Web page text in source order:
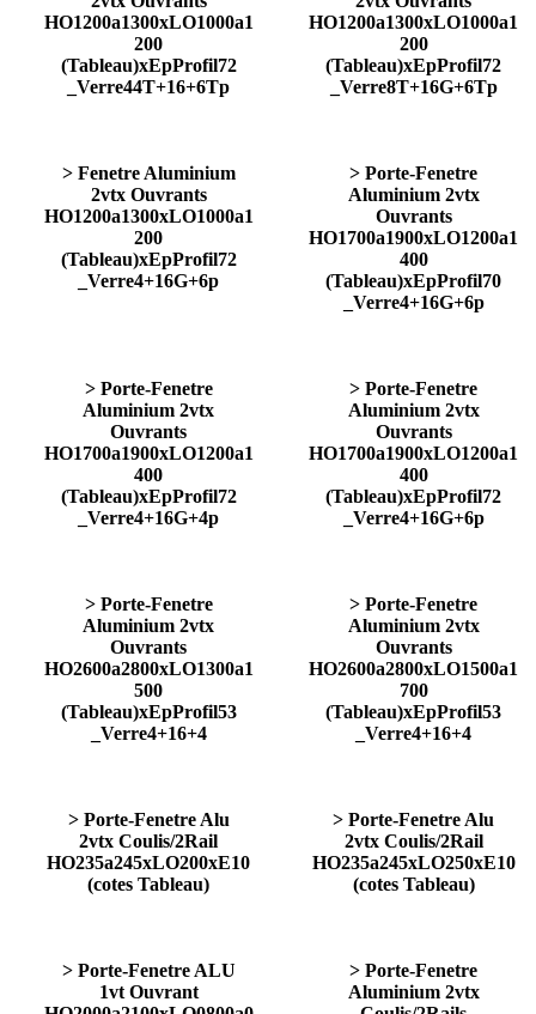
HO1200a1300xLO1000a1
200
(Tableau)xEpProfil72
_Verre44T+16+6Tp
HO1200a1300xLO1000a1
200
(Tableau)xEpProfil72
_Verre8T+16G+6Tp
> Fenetre Aluminium
2vtx Ouvrants
HO1200a1300xLO1000a1
200
(Tableau)xEpProfil72
_Verre4+16G+6p
> Porte-Fenetre
Aluminium 2vtx
Ouvrants
HO1700a1900xLO1200a1
400
(Tableau)xEpProfil70
_Verre4+16G+6p
> Porte-Fenetre
Aluminium 2vtx
Ouvrants
HO1700a1900xLO1200a1
400
(Tableau)xEpProfil72
_Verre4+16G+4p
> Porte-Fenetre
Aluminium 2vtx
Ouvrants
HO1700a1900xLO1200a1
400
(Tableau)xEpProfil72
_Verre4+16G+6p
> Porte-Fenetre
Aluminium 2vtx
Ouvrants
HO2600a2800xLO1300a1
500
(Tableau)xEpProfil53
_Verre4+16+4
> Porte-Fenetre
Aluminium 2vtx
Ouvrants
HO2600a2800xLO1500a1
700
(Tableau)xEpProfil53
_Verre4+16+4
> Porte-Fenetre Alu
2vtx Coulis/2Rail
HO235a245xLO200xE10
(cotes Tableau)
> Porte-Fenetre Alu
2vtx Coulis/2Rail
HO235a245xLO250xE10
(cotes Tableau)
> Porte-Fenetre ALU
1vt Ouvrant
> Porte-Fenetre
Aluminium 2vtx